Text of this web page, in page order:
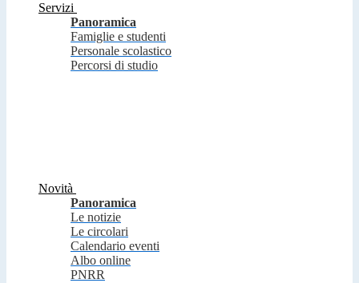
Servizi
Panoramica
Famiglie e studenti
Personale scolastico
Percorsi di studio
Novità
Panoramica
Le notizie
Le circolari
Calendario eventi
Albo online
PNRR